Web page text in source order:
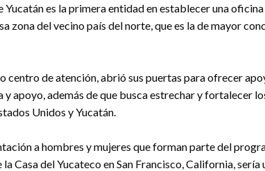
es la primera entidad en establecer una
zona del vecino país del norte, que es la de mayor
centro de atención, abrió sus puertas para ofrecer
apoyo, además de que busca estrechar y fortalecer
Unidos y Yucatán.
a hombres y mujeres que forman parte del
Casa del Yucateco en San Francisco, California, sería